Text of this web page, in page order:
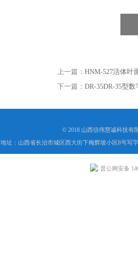
上一篇： HNM-527活体叶
下一篇： DR-35DR-35型
© 2018 山西信伟慧诚科技有
地址：山西省长治市城区西大街下梅辉坡小区8号写
晋公网安备